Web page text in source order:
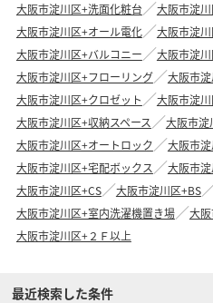
大阪市淀川区+洗面化粧台
大阪市淀
大阪市淀川区+オール電化
大阪市淀
大阪市淀川区+バルコニー
大阪市淀
大阪市淀川区+フローリング
大阪市
大阪市淀川区+クロゼット
大阪市淀
大阪市淀川区+収納スペース
大阪市淀
大阪市淀川区+オートロック
大阪市
大阪市淀川区+宅配ボックス
大阪市
大阪市淀川区+CS
大阪市淀川区+BS
大阪市淀川区+室内洗濯機置き場
大
大阪市淀川区+２Ｆ以上
最近検索した条件